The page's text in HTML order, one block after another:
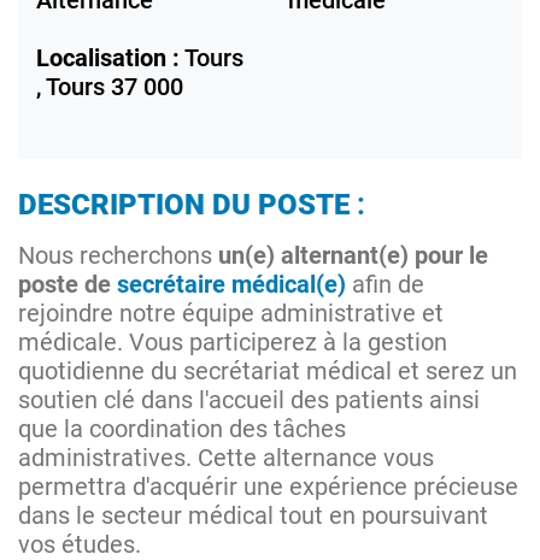
Localisation : Tours
,Tours 37 000
DESCRIPTION DU POSTE :
Nous recherchons un(e) alternant(e) pour le
poste de secrétaire médical(e) afin de
rejoindre notre équipe administrative et
médicale. Vous participerez à la gestion
quotidienne du secrétariat médical et serez un
soutien clé dans l'accueil des patients ainsi
que la coordination des tâches
administratives. Cette alternance vous
permettra d'acquérir une expérience précieuse
dans le secteur médical tout en poursuivant
vos études.